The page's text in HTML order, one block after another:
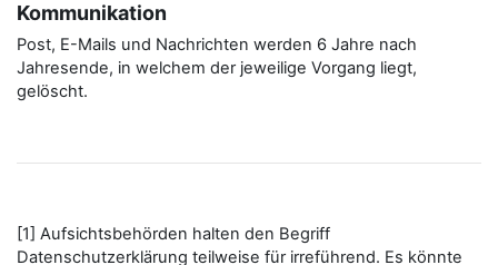
Kommunikation
Post, E-Mails und Nachrichten werden 6 Jahre nach
Jahresende, in welchem der jeweilige Vorgang liegt,
gelöscht.
[1] Aufsichtsbehörden halten den Begriff
Datenschutzerklärung teilweise für irreführend. Es könnte